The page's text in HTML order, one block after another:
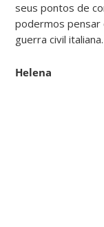
seus pontos de
podermos pensar
guerra civil italiana.
Helena